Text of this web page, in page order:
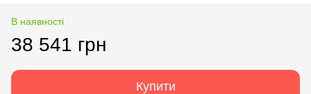
В наявності
38 541 грн
Купити